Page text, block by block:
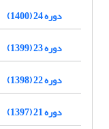
دوره 24 (1400)
دوره 23 (1399)
دوره 22 (1398)
دوره 21 (1397)